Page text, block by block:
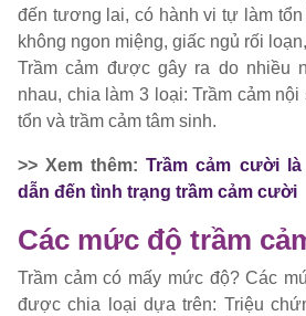
đến tương lai, có hành vi tự làm
không ngon miệng, giấc ngủ rối
Trầm cảm được gây ra do nhiều
nhau, chia làm 3 loại: Trầm cảm
tổn và trầm cảm tâm sinh.
>> Xem thêm:Trầm cảm cười
dẫn đến tình trạng trầm cảm cười
Các mức độ trầm
Trầm cảm có mấy mức độ? Các
được chia loại dựa trên: Triệu